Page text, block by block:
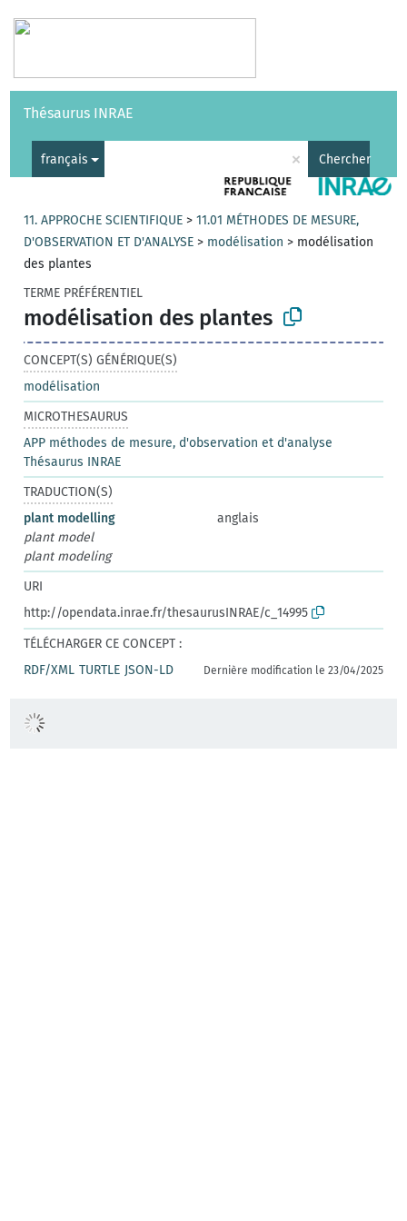
Vocabulaires API
Thésaurus INRAE
français × Chercher
11. APPROCHE SCIENTIFIQUE >11.01 MÉTHODES DE MESURE,
D'OBSERVATION ET D'ANALYSE > modélisation > modélisation
des plantes
TERME PRÉFÉRENTIEL
modélisation des plantes
CONCEPT(S) GÉNÉRIQUE(S)
modélisation
MICROTHESAURUS
APP méthodes de mesure, d'observation et d'analyse
Thésaurus INRAE
TRADUCTION(S)
plant modelling
anglais
plant model
plant modeling
URI
http://opendata.inrae.fr/thesaurusINRAE/c_14995
TÉLÉCHARGER CE CONCEPT :
RDF/XML TURTLE JSON-LD Dernière modification le 23/04/2025